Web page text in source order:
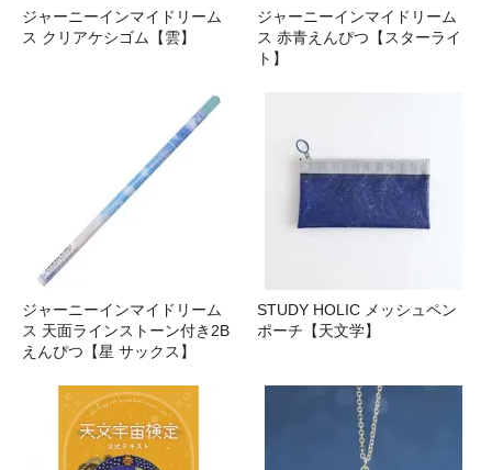
ジャーニーインマイドリーム
ス クリアケシゴム【雲】
ジャーニーインマイドリーム
ス 赤青えんぴつ【スターライ
ト】
ジャーニーインマイドリーム
ス 天面ラインストーン付き2B
えんぴつ【星 サックス】
STUDY HOLIC メッシュペン
ポーチ【天文学】